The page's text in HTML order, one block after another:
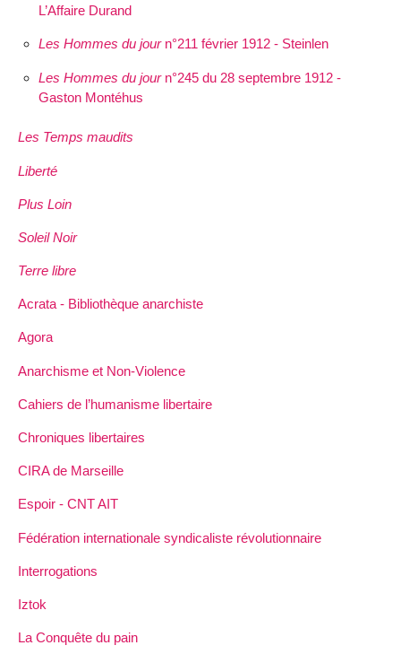
L’Affaire Durand
Les Hommes du journ°211 février 1912 - Steinlen
Les Hommes du journ°245 du 28 septembre 1912 -
Gaston Montéhus
Les Temps maudits
Liberté
Plus Loin
Soleil Noir
Terre libre
Acrata - Bibliothèque anarchiste
Agora
Anarchisme et Non-Violence
Cahiers de l’humanisme libertaire
Chroniques libertaires
CIRA de Marseille
Espoir - CNT AIT
Fédération internationale syndicaliste révolutionnaire
Interrogations
Iztok
La Conquête du pain